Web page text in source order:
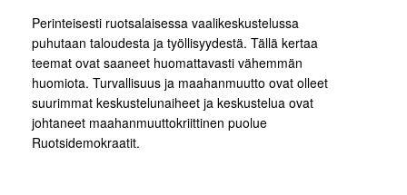
Perinteisesti ruotsalaisessa vaalikeskustelussa
puhutaan taloudesta ja työllisyydestä. Tällä kertaa
teemat ovat saaneet huomattavasti vähemmän
huomiota. Turvallisuus ja maahanmuutto ovat olleet
suurimmat keskustelunaiheet ja keskustelua ovat
johtaneet maahanmuuttokriittinen puolue
Ruotsidemokraatit.